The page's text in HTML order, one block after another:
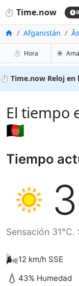
⏱️ Time.now
InicioAfganistán
⏱️ Horaen Āsmār
☀️
⏱️ Time.now Reloj en
El tiempo
🇦🇫
Tiempo
Sensación 31°C.
🌬️12 km/h SSE
💧 43% Humedad